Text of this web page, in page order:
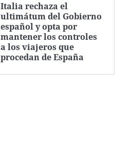
Italia rechaza el
ultimátum del Gobierno
español y opta por
mantener los controles
a los viajeros que
procedan de España